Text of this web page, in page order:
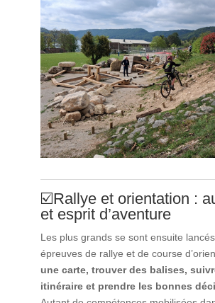
☑️Rallye et orientation :
et esprit d’aventure
Les plus grands se sont ensuite
épreuves de rallye et de course
une carte, trouver des balises,
itinéraire et prendre les bonnes